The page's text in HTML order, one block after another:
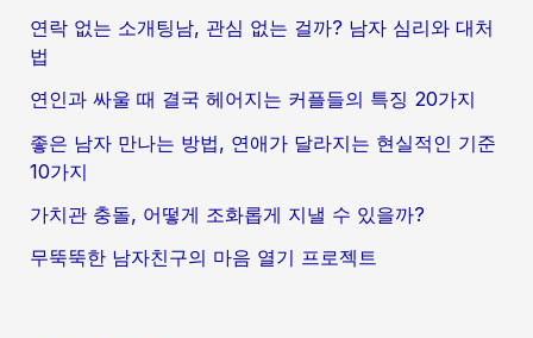
연락 없는 소개팅남, 관심 없는 걸까? 남자 심리와 대처
법
연인과 싸울 때 결국 헤어지는 커플들의 특징 20가지
좋은 남자 만나는 방법, 연애가 달라지는 현실적인 기준
10가지
가치관 충돌, 어떻게 조화롭게 지낼 수 있을까?
무뚝뚝한 남자친구의 마음 열기 프로젝트